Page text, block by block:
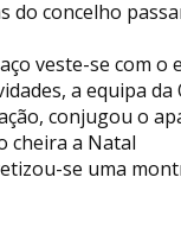
do concelho
veste-se com o
a equipa
conjugou o
cheira a Natal
se uma